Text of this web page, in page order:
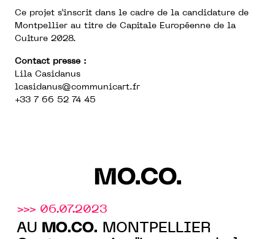
Ce projet s’inscrit dans le cadre de la candidature de
Montpellier au titre de Capitale Européenne de la
Culture 2028.
Contact presse :
Lila Casidanus
lcasidanus@communicart.fr
+33 7 66 52 74 45
MO.CO.
>>> 06.07.2023
AU MO.CO. MONTPELLIER